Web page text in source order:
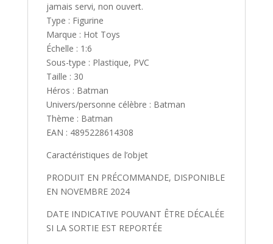
jamais servi, non ouvert.
Type : Figurine
Marque : Hot Toys
Échelle : 1:6
Sous-type : Plastique, PVC
Taille : 30
Héros : Batman
Univers/personne célèbre : Batman
Thème : Batman
EAN : 4895228614308
Caractéristiques de l’objet
PRODUIT EN PRÉCOMMANDE, DISPONIBLE
EN NOVEMBRE 2024
DATE INDICATIVE POUVANT ÊTRE DÉCALÉE
SI LA SORTIE EST REPORTÉE